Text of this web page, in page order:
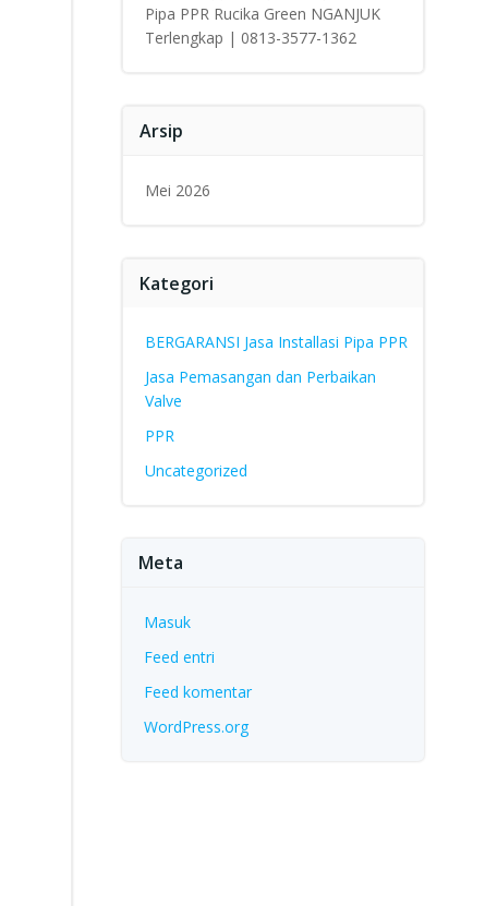
Pipa PPR Rucika Green NGANJUK
Terlengkap | 0813-3577-1362
Arsip
Mei 2026
Kategori
BERGARANSI Jasa Installasi Pipa PPR
Jasa Pemasangan dan Perbaikan
Valve
PPR
Uncategorized
Meta
Masuk
Feed entri
Feed komentar
WordPress.org